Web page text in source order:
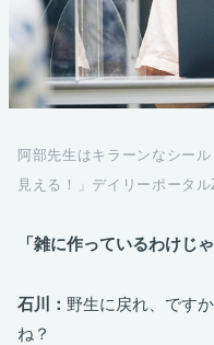
阿部先生はキラーンなシー
見える！」デイリーポータ
「雑に作っているわけじ
石川： 野生に戻れ、です
ね？